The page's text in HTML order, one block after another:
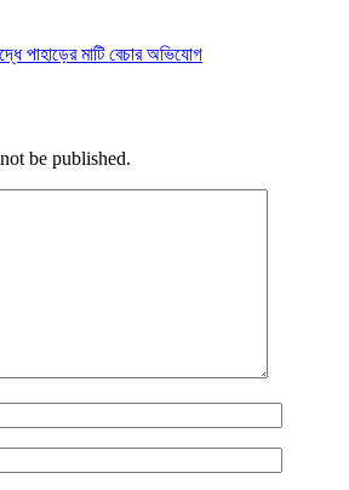
পাহাড়ের মাটি বেচার অভিযোগ
be published.